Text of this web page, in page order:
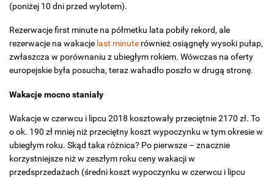
(poniżej 10 dni przed wylotem).
Rezerwacje first minute na półmetku lata pobiły rekord, ale
rezerwacje na wakacje last minute również osiągnęły wysoki pułap,
zwłaszcza w porównaniu z ubiegłym rokiem. Wówczas na oferty
europejskie była posucha, teraz wahadło poszło w drugą stronę.
Wakacje mocno staniały
Wakacje w czerwcu i lipcu 2018 kosztowały przeciętnie 2170 zł. To
o ok. 190 zł mniej niż przeciętny koszt wypoczynku w tym okresie w
ubiegłym roku. Skąd taka różnica? Po pierwsze – znacznie
korzystniejsze niż w zeszłym roku ceny wakacji w
przedsprzedażach (średni koszt wypoczynku w czerwcu i lipcu